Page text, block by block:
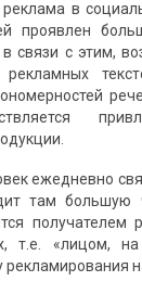
в
проявлен
связи с этим,
рекламных
ежедневно
там большую
т.е. «лицом,
рекламирования